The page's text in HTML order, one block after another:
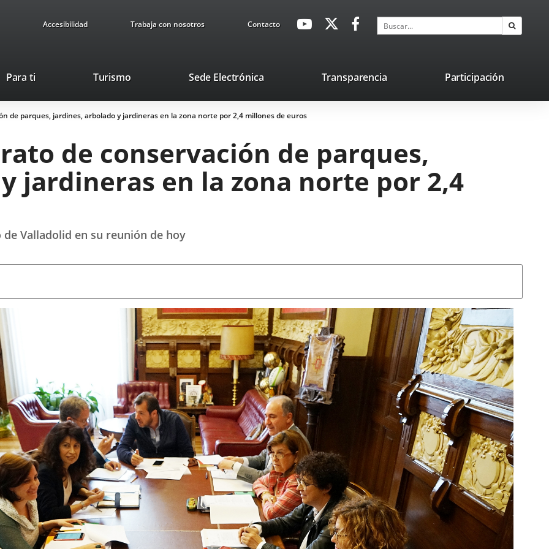
Accesibilidad Trabaja con nosotros ContactoavaHeaderSocial
Enlace
externa.
Enlace
aplicación
externa.
Enlace
aplicación
externa.
Buscar
Para ti TurismoEste
se
abrirá
ventana
Sede ElectrónicaEnlace
una
aplicación
Transparencia Participación
de parques, jardines, arbolado y jardineras en la zona norte por 2,4 millones de euros
de conservación de parques,
jardineras en la zona norte por 2,4
Valladolid en su reunión de hoy